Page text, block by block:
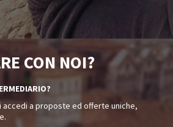
CON NOI?
accedi a proposte ed offerte uniche,